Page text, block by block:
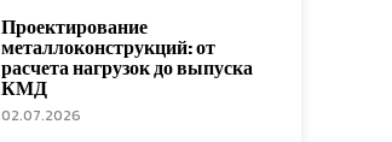
Проектирование
металлоконструкций: от
расчета нагрузок до выпуска
КМД
02.07.2026